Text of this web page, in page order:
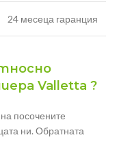
24 месеца гаранция
Valletta ?
посочените
ни. Обратната